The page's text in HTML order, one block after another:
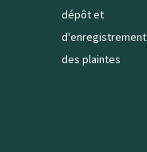
dépôt et
d'enregistrement
des plaintes